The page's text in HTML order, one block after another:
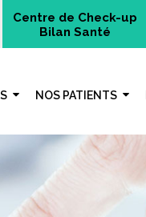
Centre de Check-up
Bilan Santé
NOS PATIENTS